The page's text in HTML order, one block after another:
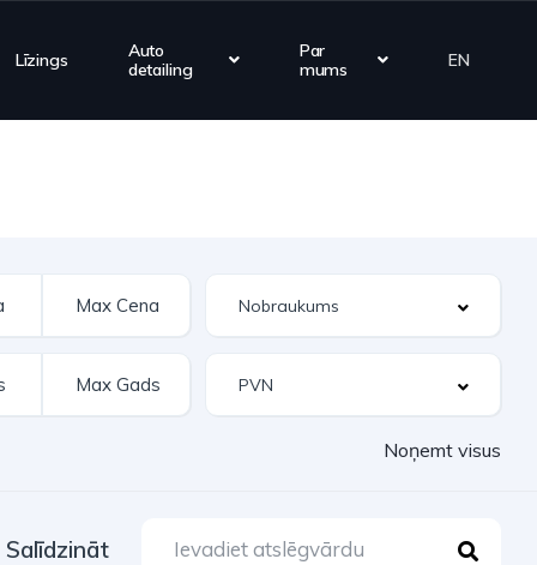
Līzings
Auto
detailing
Par
mums
EN
Noņemt visus
Salīdzināt